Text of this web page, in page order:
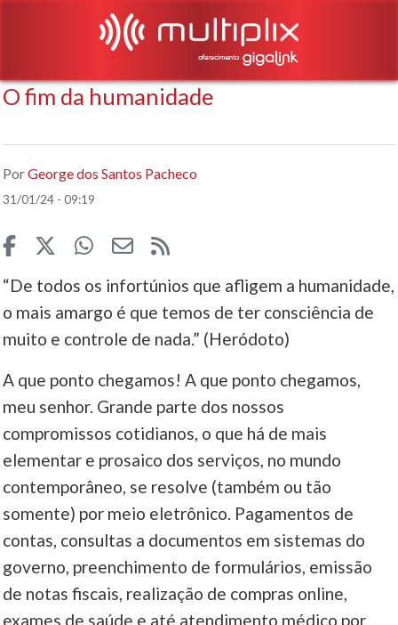
O fim da humanidade
PorGeorge dos Santos Pacheco
31/01/24 - 09:19
“De todos os infortúnios que afligem a humanidade,
o mais amargo é que temos de ter consciência de
muito e controle de nada.” (Heródoto)
A que ponto chegamos! A que ponto chegamos,
meu senhor. Grande parte dos nossos
compromissos cotidianos, o que há de mais
elementar e prosaico dos serviços, no mundo
contemporâneo, se resolve (também ou tão
somente) por meio eletrônico. Pagamentos de
contas, consultas a documentos em sistemas do
governo, preenchimento de formulários, emissão
de notas fiscais, realização de compras online,
exames de saúde e até atendimento médico por